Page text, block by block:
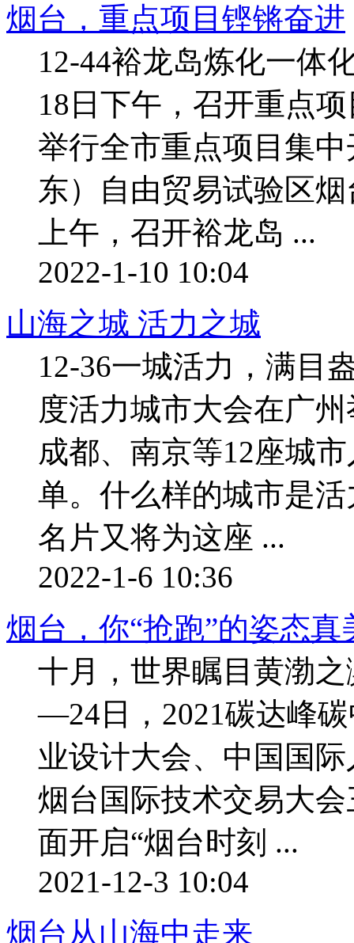
烟台，重点项目铿锵奋进
12-44裕龙岛炼化一体
18日下午，召开重点
举行全市重点项目集
东）自由贸易试验区
上午，召开裕龙岛 ...
2022-1-10 10:04
山海之城 活力之城
12-36一城活力，满目
度活力城市大会在广
成都、南京等12座城
单。什么样的城市是
名片又将为这座 ...
2022-1-6 10:36
烟台，你“抢跑”的姿态真
十月，世界瞩目黄渤
—24日，2021碳达峰
业设计大会、中国国
烟台国际技术交易大
面开启“烟台时刻 ...
2021-12-3 10:04
烟台从山海中走来